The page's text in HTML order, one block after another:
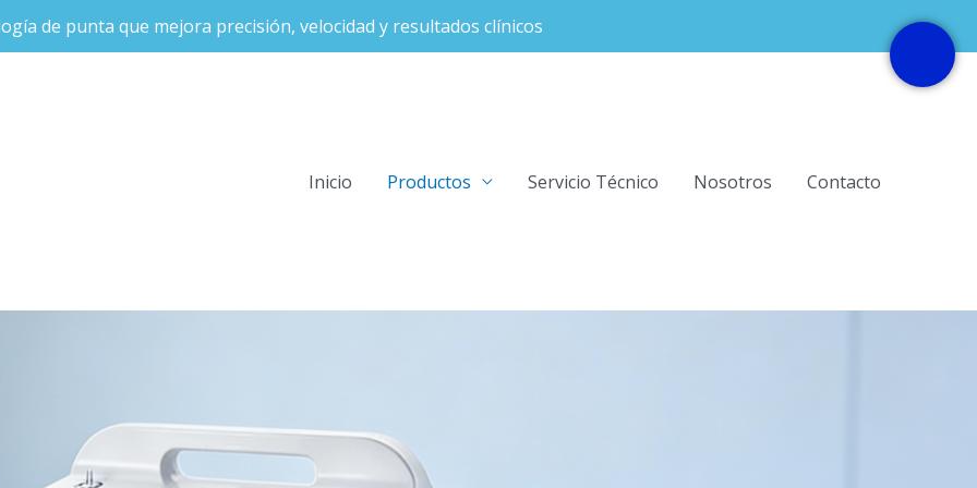
de punta que mejora precisión, velocidad y resultados clínicos
Inicio Productos Servicio Técnico Nosotros Contacto